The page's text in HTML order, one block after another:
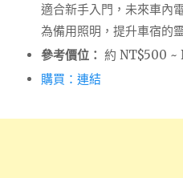
適合新手入門，未來車內
為備用照明，提升車宿的
參考價位： 約 NT$500 ~
購買：連結